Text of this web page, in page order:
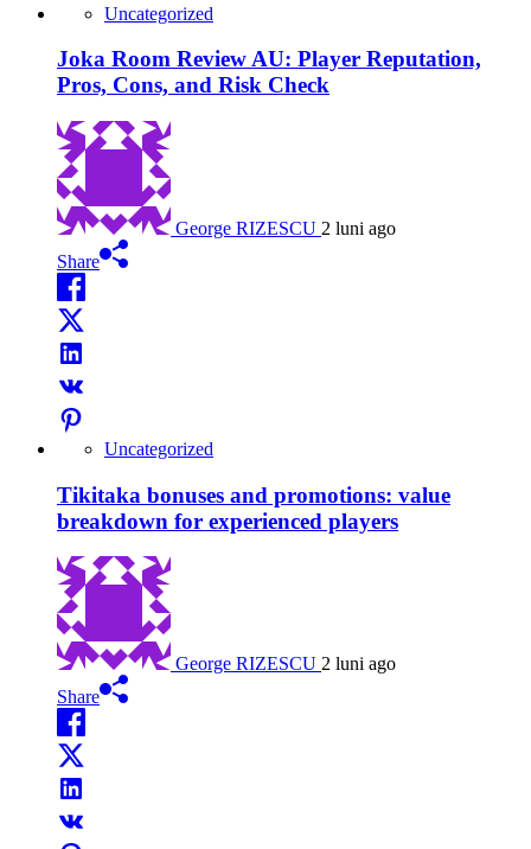
Uncategorized
Joka Room Review AU: Player Reputation,
Pros, Cons, and Risk Check
George RIZESCU 2 luni ago
Share
Uncategorized
Tikitaka bonuses and promotions: value
breakdown for experienced players
George RIZESCU 2 luni ago
Share